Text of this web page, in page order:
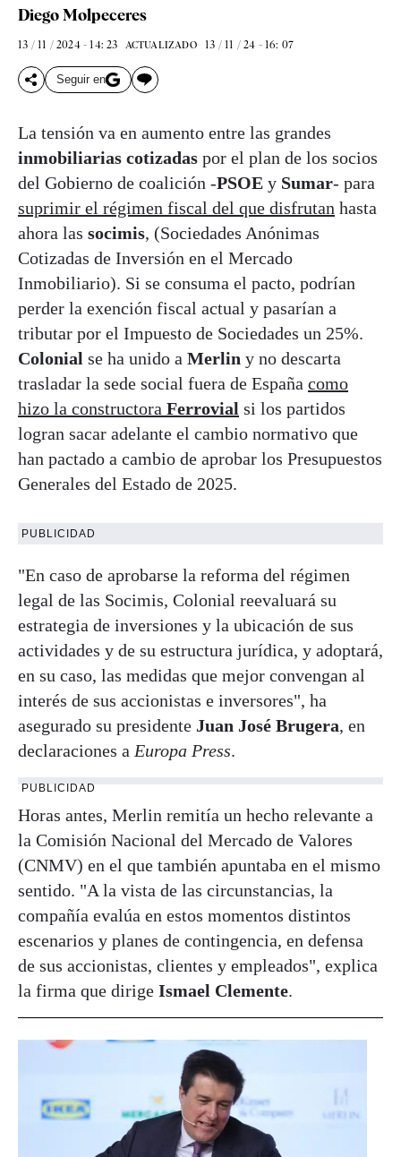
Diego Molpeceres
13 / 11 / 2024 - 14: 23 ACTUALIZADO 13 / 11 / 24 - 16: 07
Seguir en
La tensión va en aumento entre las grandes
inmobiliarias cotizadas por el plan de los socios
del Gobierno de coalición -PSOE y Sumar- para
suprimir el régimen fiscal del que disfrutan hasta
ahora las socimis, (Sociedades Anónimas
Cotizadas de Inversión en el Mercado
Inmobiliario). Si se consuma el pacto, podrían
perder la exención fiscal actual y pasarían a
tributar por el Impuesto de Sociedades un 25%.
Colonial se ha unido a Merlin y no descarta
trasladar la sede social fuera de España como
hizo la constructora Ferrovial si los partidos
logran sacar adelante el cambio normativo que
han pactado a cambio de aprobar los Presupuestos
Generales del Estado de 2025.
PUBLICIDAD
"En caso de aprobarse la reforma del régimen
legal de las Socimis, Colonial reevaluará su
estrategia de inversiones y la ubicación de sus
actividades y de su estructura jurídica, y adoptará,
en su caso, las medidas que mejor convengan al
interés de sus accionistas e inversores", ha
asegurado su presidente Juan José Brugera, en
declaraciones a Europa Press.
PUBLICIDAD
Horas antes, Merlin remitía un hecho relevante a
la Comisión Nacional del Mercado de Valores
(CNMV) en el que también apuntaba en el mismo
sentido. "A la vista de las circunstancias, la
compañía evalúa en estos momentos distintos
escenarios y planes de contingencia, en defensa
de sus accionistas, clientes y empleados", explica
la firma que dirige Ismael Clemente.